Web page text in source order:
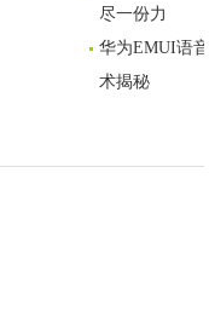
尽一份力
华为EMUI语
术揭秘